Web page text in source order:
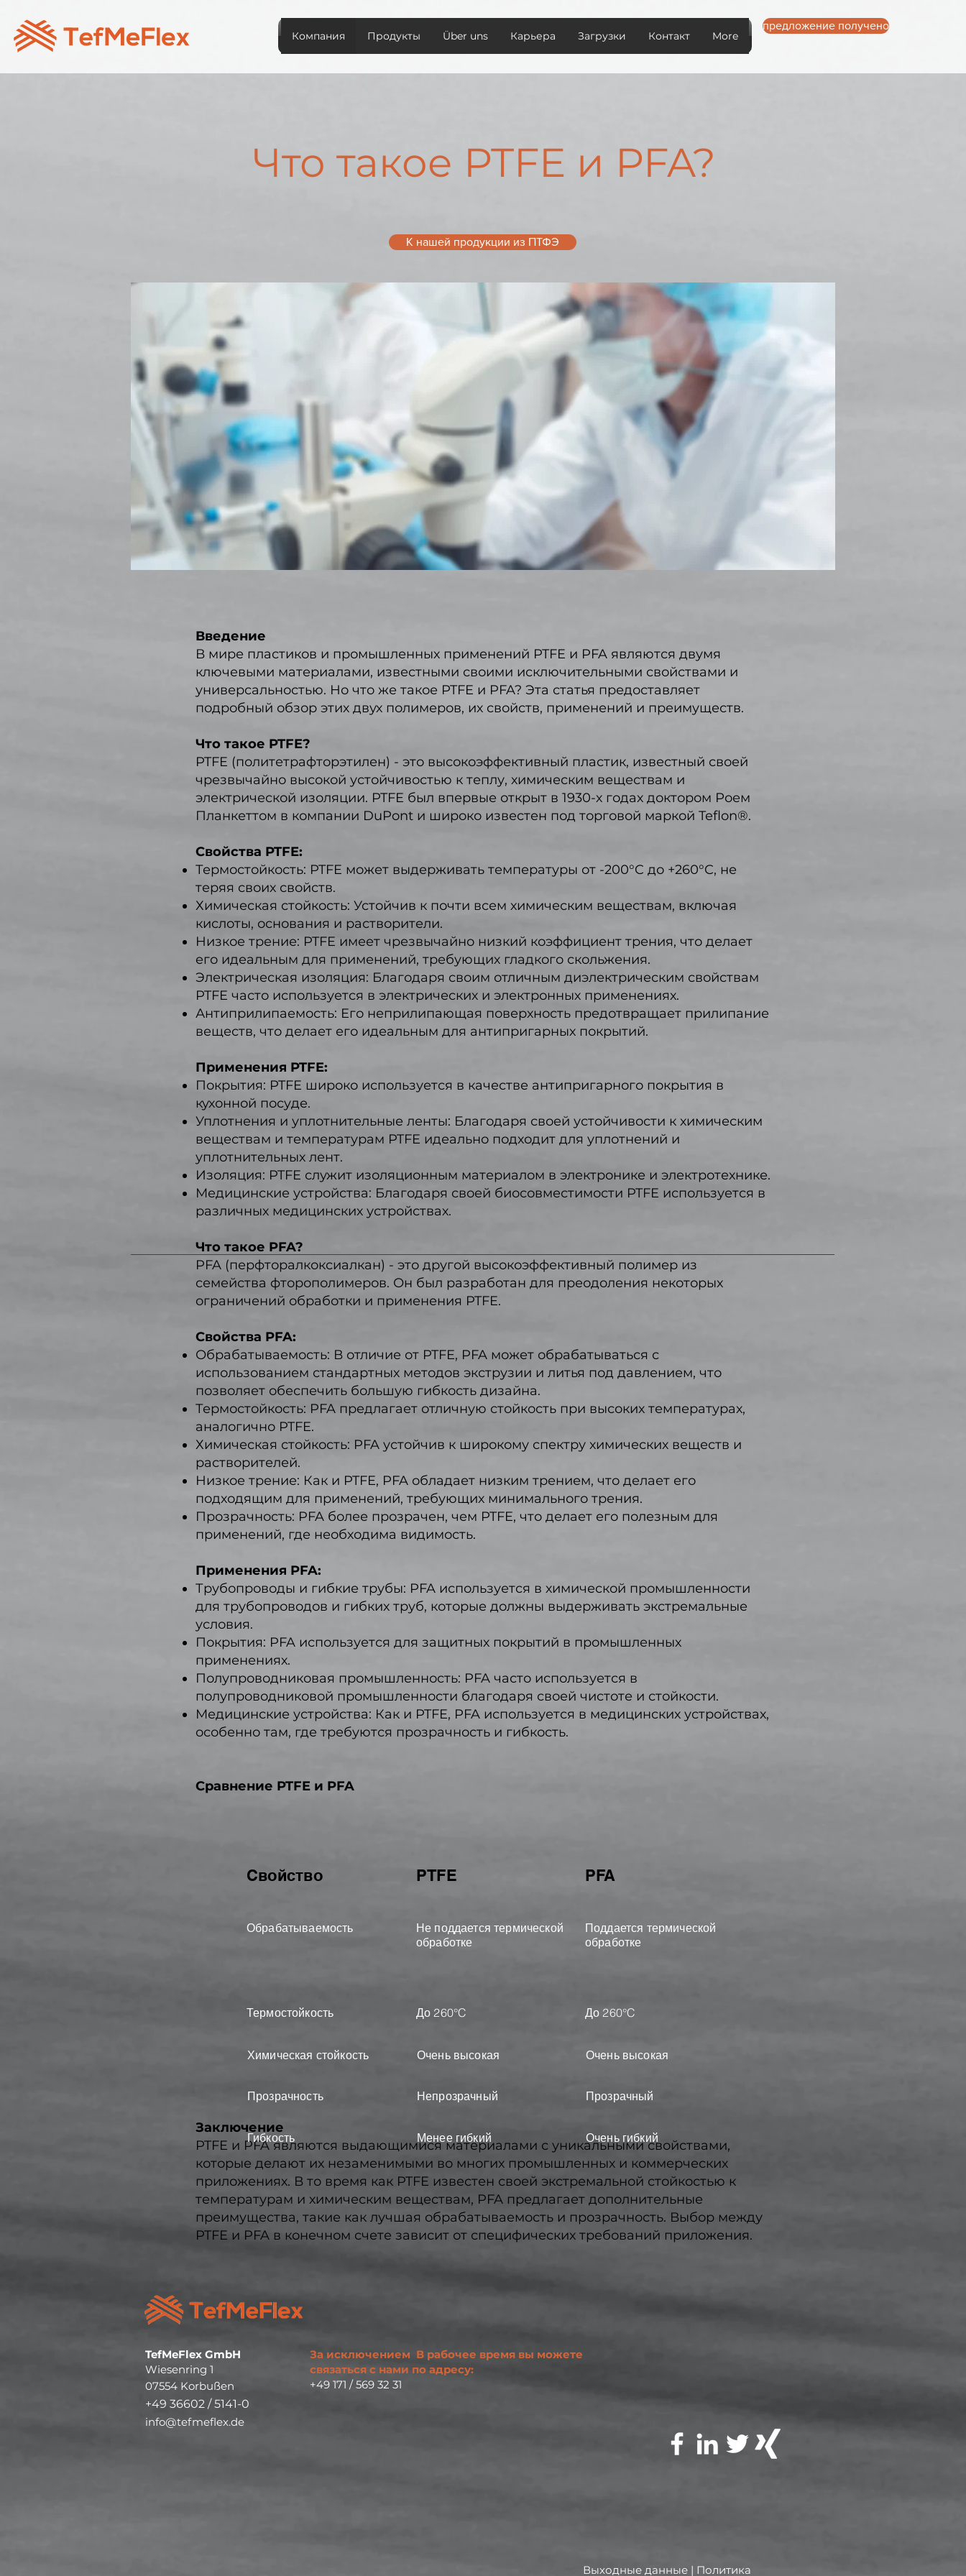
Компания Продукты Über uns Карьера Загрузки Контакт More
предложение получено
Что такое PTFE и PFA?
К нашей продукции из ПТФЭ
Введение
В мире пластиков и промышленных применений PTFE и PFA являются двумя
ключевыми материалами, известными своими исключительными свойствами и
универсальностью. Но что же такое PTFE и PFA? Эта статья предоставляет
подробный обзор этих двух полимеров, их свойств, применений и преимуществ.
Что такое PTFE?
PTFE (политетрафторэтилен) - это высокоэффективный пластик, известный своей
чрезвычайно высокой устойчивостью к теплу, химическим веществам и
электрической изоляции. PTFE был впервые открыт в 1930-х годах доктором Роем
Планкеттом в компании DuPont и широко известен под торговой маркой Teflon®.
Свойства PTFE:
Термостойкость: PTFE может выдерживать температуры от -200°C до +260°C, не
теряя своих свойств.
Химическая стойкость: Устойчив к почти всем химическим веществам, включая
кислоты, основания и растворители.
Низкое трение: PTFE имеет чрезвычайно низкий коэффициент трения, что делает
его идеальным для применений, требующих гладкого скольжения.
Электрическая изоляция: Благодаря своим отличным диэлектрическим свойствам
PTFE часто используется в электрических и электронных применениях.
Антиприлипаемость: Его неприлипающая поверхность предотвращает прилипание
веществ, что делает его идеальным для антипригарных покрытий.
Применения PTFE:
Покрытия: PTFE широко используется в качестве антипригарного покрытия в
кухонной посуде.
Уплотнения и уплотнительные ленты: Благодаря своей устойчивости к химическим
веществам и температурам PTFE идеально подходит для уплотнений и
уплотнительных лент.
Изоляция: PTFE служит изоляционным материалом в электронике и электротехнике.
Медицинские устройства: Благодаря своей биосовместимости PTFE используется в
различных медицинских устройствах.
Что такое PFA?
PFA (перфторалкоксиалкан) - это другой высокоэффективный полимер из
семейства фторополимеров. Он был разработан для преодоления некоторых
ограничений обработки и применения PTFE.
Свойства PFA:
Обрабатываемость: В отличие от PTFE, PFA может обрабатываться с
использованием стандартных методов экструзии и литья под давлением, что
позволяет обеспечить большую гибкость дизайна.
Термостойкость: PFA предлагает отличную стойкость при высоких температурах,
аналогично PTFE.
Химическая стойкость: PFA устойчив к широкому спектру химических веществ и
растворителей.
Низкое трение: Как и PTFE, PFA обладает низким трением, что делает его
подходящим для применений, требующих минимального трения.
Прозрачность: PFA более прозрачен, чем PTFE, что делает его полезным для
применений, где необходима видимость.
Применения PFA:
Трубопроводы и гибкие трубы: PFA используется в химической промышленности
для трубопроводов и гибких труб, которые должны выдерживать экстремальные
условия.
Покрытия: PFA используется для защитных покрытий в промышленных
применениях.
Полупроводниковая промышленность: PFA часто используется в
полупроводниковой промышленности благодаря своей чистоте и стойкости.
Медицинские устройства: Как и PTFE, PFA используется в медицинских устройствах,
особенно там, где требуются прозрачность и гибкость.
Сравнение PTFE и PFA
Заключение
PTFE и PFA являются выдающимися материалами с уникальными свойствами,
которые делают их незаменимыми во многих промышленных и коммерческих
приложениях. В то время как PTFE известен своей экстремальной стойкостью к
температурам и химическим веществам, PFA предлагает дополнительные
преимущества, такие как лучшая обрабатываемость и прозрачность. Выбор между
PTFE и PFA в конечном счете зависит от специфических требований приложения.
Свойство PTFE PFA
Обрабатываемость
Не поддается термической
обработке
Поддается термической
обработке
Термостойкость
Химическая стойкость
Прозрачность
Гибкость
До 260°C
Очень высокая
Непрозрачный
Менее гибкий
До 260°C
Очень высокая
Прозрачный
Очень гибкий
TefMeFlex GmbH
Wiesenring 1
07554 Korbußen
+49 36602 / 5141-0
info@tefmeflex.de
За исключением В рабочее время вы можете
связаться с нами по адресу:
+49 171 / 569 32 31
Выходные данные | Политика